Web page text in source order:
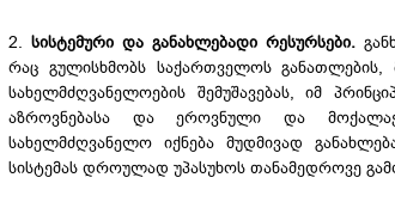
2. სისტემური და განახლებადი რესურსები.
რაც გულისხმობს საქართველოს განათლების,
სახელმძღვანელოების შემუშავებას, იმ
აზროვნებასა და ეროვნული და
სახელმძღვანელო იქნება მუდმივად
სისტემას დროულად უპასუხოს თანამედროვე